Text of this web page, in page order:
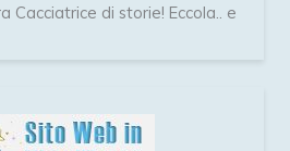
Cacciatrice di storie! Eccola.. e